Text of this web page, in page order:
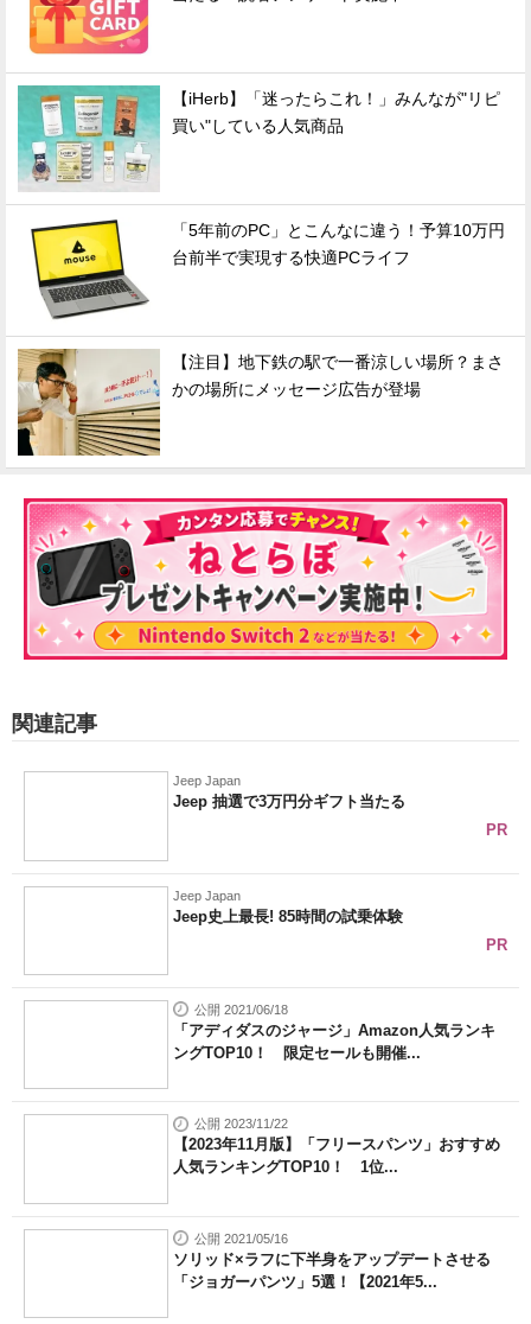
【iHerb】「迷ったらこれ！」みんなが"リピ
買い"している人気商品
「5年前のPC」とこんなに違う！予算10万円
台前半で実現する快適PCライフ
【注目】地下鉄の駅で一番涼しい場所？まさ
かの場所にメッセージ広告が登場
関連記事
Jeep Japan
Jeep 抽選で3万円分ギフト当たる
PR
Jeep Japan
Jeep史上最長! 85時間の試乗体験
PR
公開 2021/06/18
「アディダスのジャージ」Amazon人気ランキ
ングTOP10！ 限定セールも開催...
公開 2023/11/22
【2023年11月版】「フリースパンツ」おすすめ
人気ランキングTOP10！ 1位...
公開 2021/05/16
ソリッド×ラフに下半身をアップデートさせる
「ジョガーパンツ」5選！【2021年5...